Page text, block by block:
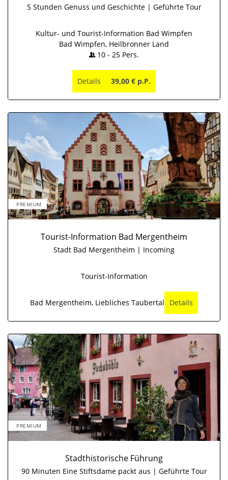
5 Stunden Genuss und Geschichte | Geführte Tour
Kultur- und Tourist-Information Bad Wimpfen
Bad Wimpfen, Heilbronner Land
10 - 25 Pers.
Details 39,00 € p.P.
PREMIUM
Tourist-Information Bad Mergentheim
Stadt Bad Mergentheim | Incoming
Tourist-Information
Bad Mergentheim, Liebliches Taubertal Details
PREMIUM
Stadthistorische Führung
90 Minuten Eine Stiftsdame packt aus | Geführte Tour